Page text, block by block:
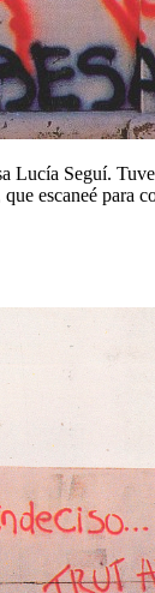
Lucía Seguí.
escaneé para